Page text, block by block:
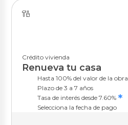
Crédito vivienda
Renueva tu casa
Hasta 100% del valor de la obra
Plazo de 3 a 7 años
Tasa de interés desde 7.60% *
Selecciona la fecha de pago